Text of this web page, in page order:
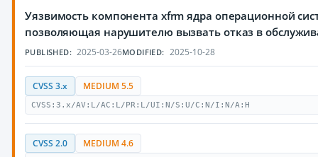
Уязвимость компонента xfrm ядра операционной
позволяющая нарушителю вызвать отказ в
PUBLISHED: 2025-03-26MODIFIED: 2025-10-28
CVSS 3.x MEDIUM 5.5
CVSS:3.x/AV:L/AC:L/PR:L/UI:N/S:U/C:N/I:N/A:H
CVSS 2.0 MEDIUM 4.6